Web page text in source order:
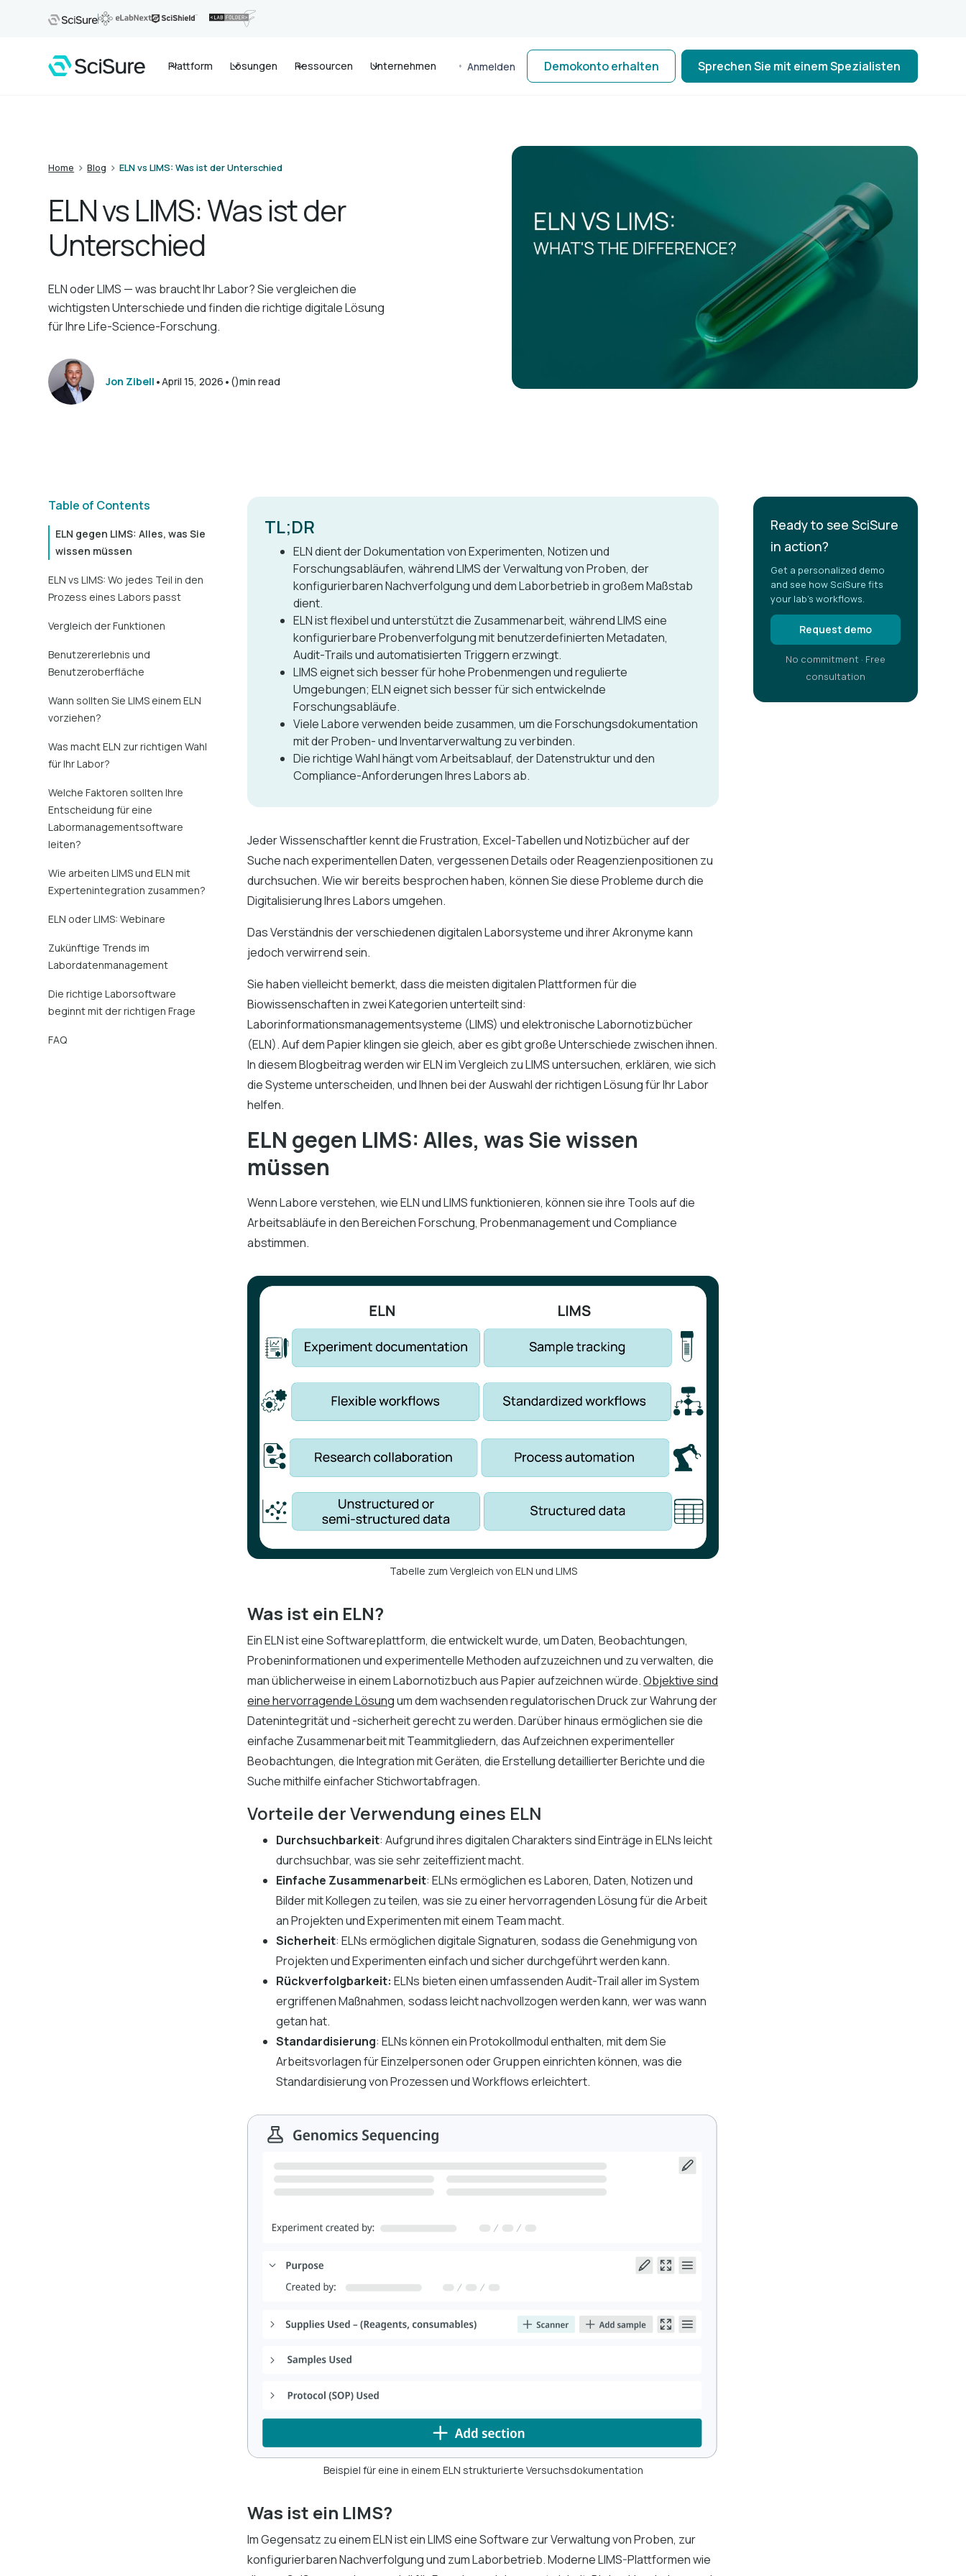
Plattform Lösungen Ressourcen Unternehmen Anmelden Demokonto erhalten Sprechen Sie mit einem Spezialisten
Home > Blog > ELN vs LIMS: Was ist der Unterschied
ELN vs LIMS: Was ist der
Unterschied
ELN oder LIMS — was braucht Ihr Labor? Sie vergleichen die
wichtigsten Unterschiede und finden die richtige digitale Lösung
für Ihre Life-Science-Forschung.
Jon Zibell •April 15, 2026 • ()min read
Table of Contents
ELN gegen LIMS: Alles, was Sie
wissen müssen
ELN vs LIMS: Wo jedes Teil in den
Prozess eines Labors passt
Vergleich der Funktionen
Benutzererlebnis und
Benutzeroberfläche
Wann sollten Sie LIMS einem ELN
vorziehen?
Was macht ELN zur richtigen Wahl
für Ihr Labor?
Welche Faktoren sollten Ihre
Entscheidung für eine
Labormanagementsoftware
leiten?
Wie arbeiten LIMS und ELN mit
Expertenintegration zusammen?
ELN oder LIMS: Webinare
Zukünftige Trends im
Labordatenmanagement
Die richtige Laborsoftware
beginnt mit der richtigen Frage
FAQ
TL;DR
ELN dient der Dokumentation von Experimenten, Notizen und
Forschungsabläufen, während LIMS der Verwaltung von Proben, der
konfigurierbaren Nachverfolgung und dem Laborbetrieb in großem Maßstab
dient.
ELN ist flexibel und unterstützt die Zusammenarbeit, während LIMS eine
konfigurierbare Probenverfolgung mit benutzerdefinierten Metadaten,
Audit-Trails und automatisierten Triggern erzwingt.
LIMS eignet sich besser für hohe Probenmengen und regulierte
Umgebungen; ELN eignet sich besser für sich entwickelnde
Forschungsabläufe.
Viele Labore verwenden beide zusammen, um die Forschungsdokumentation
mit der Proben- und Inventarverwaltung zu verbinden.
Die richtige Wahl hängt vom Arbeitsablauf, der Datenstruktur und den
Compliance-Anforderungen Ihres Labors ab.
Jeder Wissenschaftler kennt die Frustration, Excel-Tabellen und Notizbücher auf der
Suche nach experimentellen Daten, vergessenen Details oder Reagenzienpositionen zu
durchsuchen. Wie wir bereits besprochen haben, können Sie diese Probleme durch die
Digitalisierung Ihres Labors umgehen.
Das Verständnis der verschiedenen digitalen Laborsysteme und ihrer Akronyme kann
jedoch verwirrend sein.
Sie haben vielleicht bemerkt, dass die meisten digitalen Plattformen für die
Biowissenschaften in zwei Kategorien unterteilt sind:
Laborinformationsmanagementsysteme (LIMS) und elektronische Labornotizbücher
(ELN). Auf dem Papier klingen sie gleich, aber es gibt große Unterschiede zwischen ihnen.
In diesem Blogbeitrag werden wir ELN im Vergleich zu LIMS untersuchen, erklären, wie sich
die Systeme unterscheiden, und Ihnen bei der Auswahl der richtigen Lösung für Ihr Labor
helfen.
ELN gegen LIMS: Alles, was Sie wissen
müssen
Wenn Labore verstehen, wie ELN und LIMS funktionieren, können sie ihre Tools auf die
Arbeitsabläufe in den Bereichen Forschung, Probenmanagement und Compliance
abstimmen.
Tabelle zum Vergleich von ELN und LIMS
Was ist ein ELN?
Ein ELN ist eine Softwareplattform, die entwickelt wurde, um Daten, Beobachtungen,
Probeninformationen und experimentelle Methoden aufzuzeichnen und zu verwalten, die
man üblicherweise in einem Labornotizbuch aus Papier aufzeichnen würde.Objektive sind
eine hervorragende Lösungum dem wachsenden regulatorischen Druck zur Wahrung der
Datenintegrität und -sicherheit gerecht zu werden. Darüber hinaus ermöglichen sie die
einfache Zusammenarbeit mit Teammitgliedern, das Aufzeichnen experimenteller
Beobachtungen, die Integration mit Geräten, die Erstellung detaillierter Berichte und die
Suche mithilfe einfacher Stichwortabfragen.
Vorteile der Verwendung eines ELN
Durchsuchbarkeit: Aufgrund ihres digitalen Charakters sind Einträge in ELNs leicht
durchsuchbar, was sie sehr zeiteffizient macht.
Einfache Zusammenarbeit: ELNs ermöglichen es Laboren, Daten, Notizen und
Bilder mit Kollegen zu teilen, was sie zu einer hervorragenden Lösung für die Arbeit
an Projekten und Experimenten mit einem Team macht.
Sicherheit: ELNs ermöglichen digitale Signaturen, sodass die Genehmigung von
Projekten und Experimenten einfach und sicher durchgeführt werden kann.
Rückverfolgbarkeit: ELNs bieten einen umfassenden Audit-Trail aller im System
ergriffenen Maßnahmen, sodass leicht nachvollzogen werden kann, wer was wann
getan hat.
Standardisierung: ELNs können ein Protokollmodul enthalten, mit dem Sie
Arbeitsvorlagen für Einzelpersonen oder Gruppen einrichten können, was die
Standardisierung von Prozessen und Workflows erleichtert.
Beispiel für eine in einem ELN strukturierte Versuchsdokumentation
Was ist ein LIMS?
Im Gegensatz zu einem ELN ist ein LIMS eine Software zur Verwaltung von Proben, zur
konfigurierbaren Nachverfolgung und zum Laborbetrieb. Moderne LIMS-Plattformen wie
Ready to see SciSure
in action?
Get a personalized demo
and see how SciSure fits
your lab's workflows.
Request demo
No commitment · Free
consultation